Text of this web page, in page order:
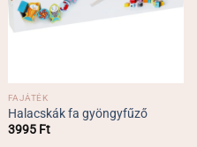
FAJÁTÉK
Halacskák fa gyöngyfűző
3995 Ft